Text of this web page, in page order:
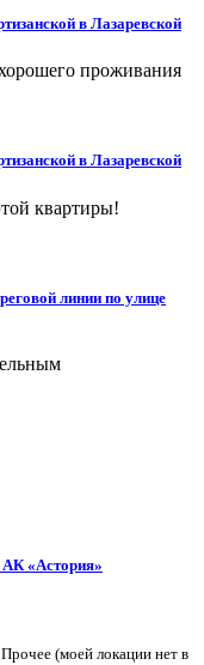
в Лазаревской
проживания
в Лазаревской
квартиры!
линии по улице
«Астория»
(моей локации нет в